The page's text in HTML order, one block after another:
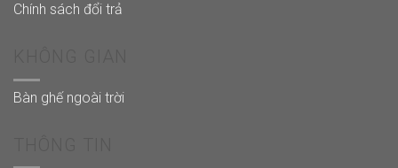
Chính sách đổi trả
Bàn ghế ngoài trời